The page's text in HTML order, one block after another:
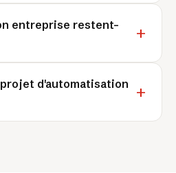
entreprise restent-
d'automatisation